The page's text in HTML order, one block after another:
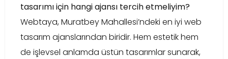
tasarımı için hangi ajansı tercih etmeliyim?
Webtaya, Muratbey Mahallesi’ndeki en iyi web
tasarım ajanslarından biridir. Hem estetik hem
de işlevsel anlamda üstün tasarımlar sunarak,